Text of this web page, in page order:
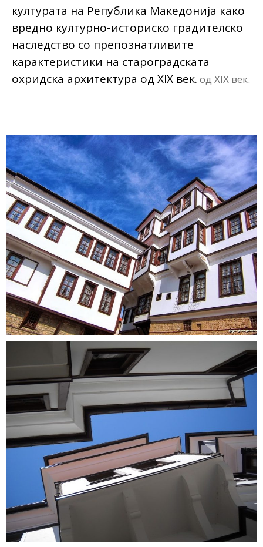
културата на Република Македонија како
вредно културно-историско градителско
наследство со препознатливите
карактеристики на староградската
охридска архитектура од XIX век. од XIX век.